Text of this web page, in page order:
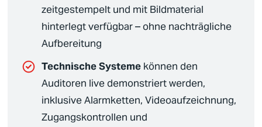
zeitgestempelt und mit Bildmaterial
hinterlegt verfügbar – ohne nachträgliche
Aufbereitung
Technische Systeme können den
Auditoren live demonstriert werden,
inklusive Alarmketten, Videoaufzeichnung,
Zugangskontrollen und